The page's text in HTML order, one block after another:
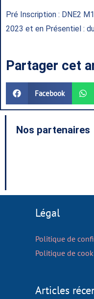
Pré Inscription : DNE2
2023 et en Présentiel :
Partager cet
Facebook
Nos partenaires
Légal
Politique de
Politique de
Articles